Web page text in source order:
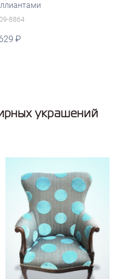
8864
украшений